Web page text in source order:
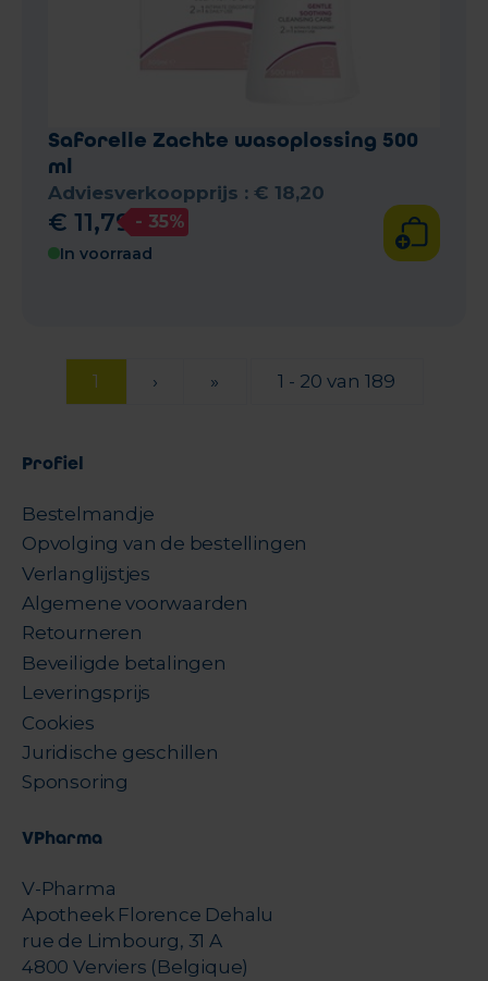
Saforelle Zachte wasoplossing 500
ml
Adviesverkoopprijs : € 18,20
€ 11,79 - 35%
In voorraad
1 › » 1 - 20 van 189
Profiel
Bestelmandje
Opvolging van de bestellingen
Verlanglijstjes
Algemene voorwaarden
Retourneren
Beveiligde betalingen
Leveringsprijs
Cookies
Juridische geschillen
Sponsoring
VPharma
V-Pharma
Apotheek Florence Dehalu
rue de Limbourg, 31 A
4800 Verviers (Belgique)